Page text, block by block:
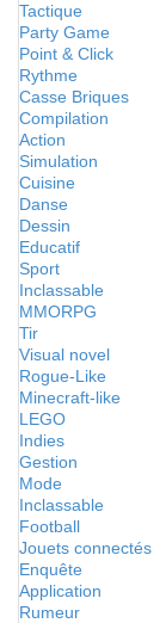
Tactique
Party Game
Point & Click
Rythme
Casse Briques
Compilation
Action
Simulation
Cuisine
Danse
Dessin
Educatif
Sport
Inclassable
MMORPG
Tir
Visual novel
Rogue-Like
Minecraft-like
LEGO
Indies
Gestion
Mode
Inclassable
Football
Jouets connectés
Enquête
Application
Rumeur